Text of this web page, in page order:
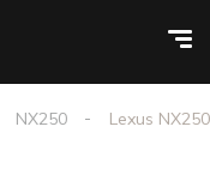
NX250 Lexus NX250